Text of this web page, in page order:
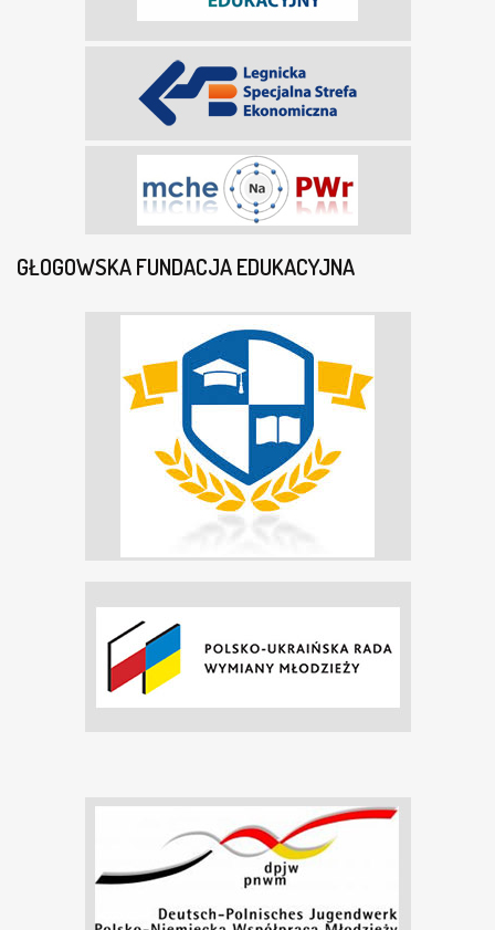
GŁOGOWSKA FUNDACJA EDUKACYJNA